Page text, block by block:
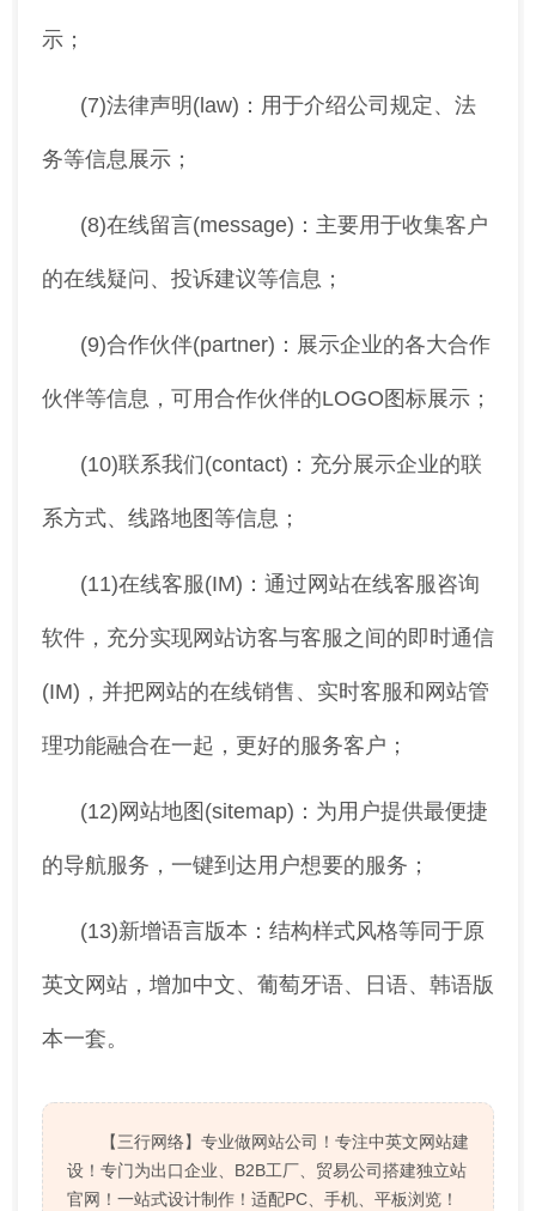
示；
(7)法律声明(law)：用于介绍公司规定、法
务等信息展示；
(8)在线留言(message)：主要用于收集客户
的在线疑问、投诉建议等信息；
(9)合作伙伴(partner)：展示企业的各大合作
伙伴等信息，可用合作伙伴的LOGO图标展示；
(10)联系我们(contact)：充分展示企业的联
系方式、线路地图等信息；
(11)在线客服(IM)：通过网站在线客服咨询
软件，充分实现网站访客与客服之间的即时通信
(IM)，并把网站的在线销售、实时客服和网站管
理功能融合在一起，更好的服务客户；
(12)网站地图(sitemap)：为用户提供最便捷
的导航服务，一键到达用户想要的服务；
(13)新增语言版本：结构样式风格等同于原
英文网站，增加中文、葡萄牙语、日语、韩语版
本一套。
【三行网络】专业做网站公司！专注中英文网站建
设！专门为出口企业、B2B工厂、贸易公司搭建独立站
官网！一站式设计制作！适配PC、手机、平板浏览！